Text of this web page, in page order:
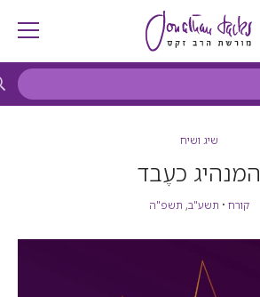
שיג ושיח
המנהיג כעֶבד
קורח • תשע"ב, תשפ"ה